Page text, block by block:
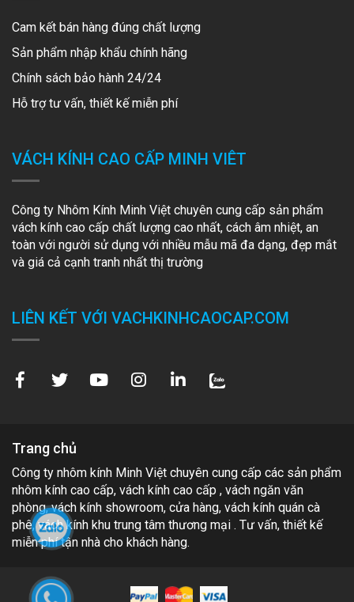
Trang chủ
Công ty nhôm kính Minh Việt chuyên cung cấp các sản phẩm
nhôm kính cao cấp, vách kính cao cấp , vách ngăn văn
phòng, vách kính showroom, cửa hàng, vách kính quán cà
phê, vách kính khu trung tâm thương mại . Tư vấn, thiết kế
miễn phí tận nhà cho khách hàng.
Cam kết bán hàng đúng chất lượng
Sản phẩm nhập khẩu chính hãng
Chính sách bảo hành 24/24
Hỗ trợ tư vấn, thiết kế miễn phí
VÁCH KÍNH CAO CẤP MINH VIÊT
Công ty Nhôm Kính Minh Việt chuyên cung cấp sản phẩm
vách kính cao cấp chất lượng cao nhất, cách âm nhiệt, an
toàn với người sử dụng với nhiều mẫu mã đa dạng, đẹp mắt
và giá cả cạnh tranh nhất thị trường
LIÊN KẾT VỚI VACHKINHCAOCAP.COM